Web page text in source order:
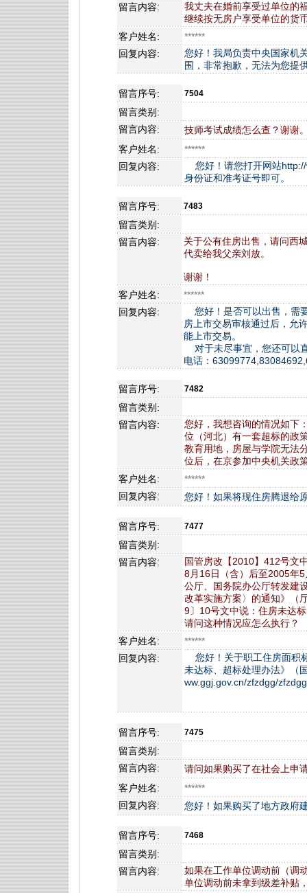
留言内容:
我丈夫在婚前享受过单位的
继续按无房户享受单位的货
客户姓名:
******
回复内容:
您好！我局负责中央国家机
围，非常抱歉，无法为您提
留言序号: 7504
留言类别:
留言内容:
技师考试成绩怎么查？谢谢
客户姓名:
******
回复内容:
您好！请您打开网站http://
身份证和准考证号即可。
留言序号: 7483
留言类别:
留言内容:
关于公有住房出售，请问西
代卖给我父亲刘放。
谢谢！
客户姓名:
******
回复内容:
您好！是否可以出售，需
房上市交易审核通过后，允
能上市交易。
对于未尽事宜，您还可以
电话：
留言序号: 7482
留言类别:
留言内容:
您好，我想咨询的情况如下
位（河北）有一套超标的政
教育用地，房屋与学院无法
位后，在京参加中央机关政
客户姓名:
******
回复内容:
您好！如果将现住房腾退给
留言序号: 7477
留言类别:
留言内容:
国管房改【2010】412号文
8月16日（含）后至2005年
公厅、国务院办公厅转发建
改革实施方案〉的通知》（
9〕10号文中说：住房未达
请问这种情况应怎么执行？
客户姓名:
******
回复内容:
您好！关于职工住房面积
未达标、超标处理办法》（
ww.ggj.gov.cn/zfzdgg/
留言序号: 7475
留言类别:
留言内容:
请问如果购买了在社会上申
客户姓名:
******
回复内容:
您好！如果购买了地方政府
留言序号: 7468
留言类别:
留言内容:
如果在工作单位调动前（调
单位调动前未拿到级差补贴